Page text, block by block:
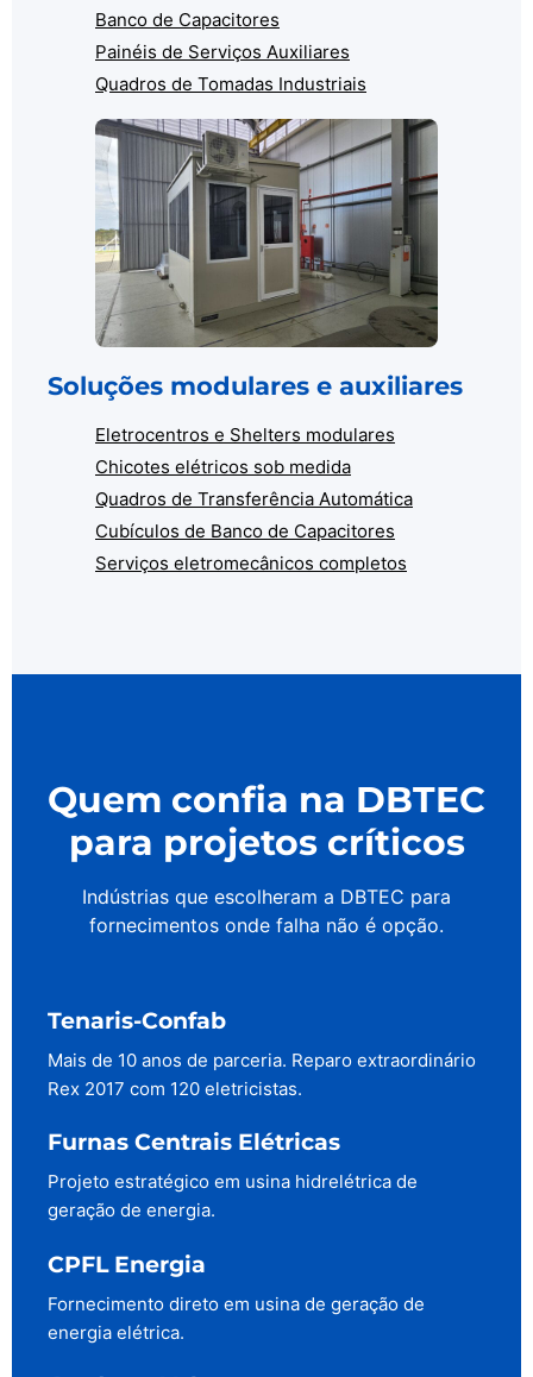
Banco de Capacitores
Painéis de Serviços Auxiliares
Quadros de Tomadas Industriais
Soluções modulares e auxiliares
Eletrocentros e Shelters modulares
Chicotes elétricos sob medida
Quadros de Transferência Automática
Cubículos de Banco de Capacitores
Serviços eletromecânicos completos
Quem confia na DBTEC
para projetos críticos
Indústrias que escolheram a DBTEC para
fornecimentos onde falha não é opção.
Tenaris-Confab
Mais de 10 anos de parceria. Reparo extraordinário
Rex 2017 com 120 eletricistas.
Furnas Centrais Elétricas
Projeto estratégico em usina hidrelétrica de
geração de energia.
CPFL Energia
Fornecimento direto em usina de geração de
energia elétrica.